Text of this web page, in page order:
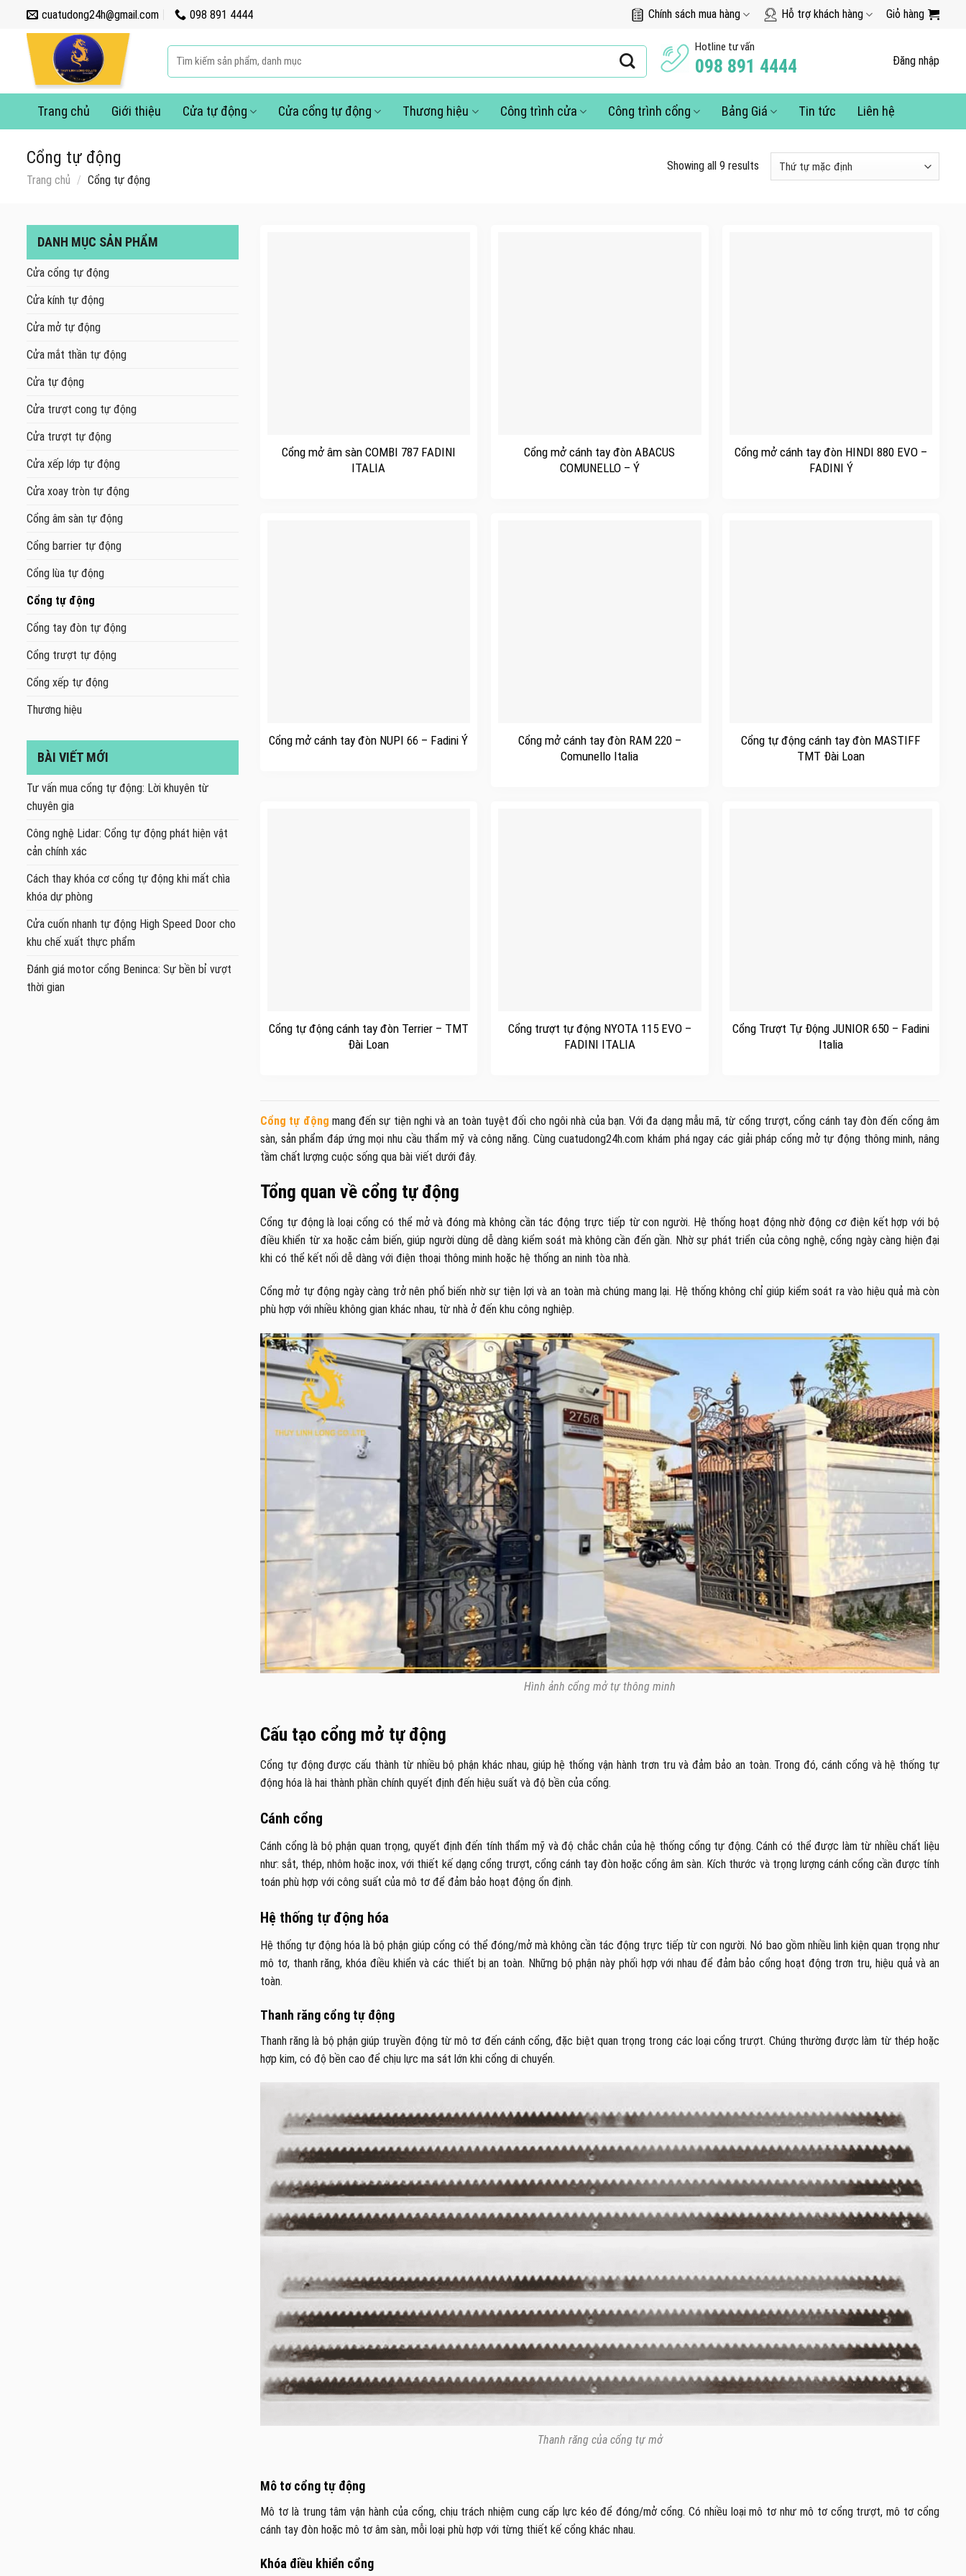
content
cuatudong24h@gmail.com 098 891 4444 Chính sách mua hàng Hỗ trợ khách hàng Giỏ hàng
kiếm:
Hotline tư vấn
098 891 4444 Đăng nhập
Trang chủ Giới thiệu Cửa tự động Cửa cổng tự động Thương hiệu Công trình cửa Công trình cổng Bảng Giá Tin tức Liên hệ
Cổng tự động
Trang chủ / Cổng tự động
Showing all 9 results
DANH MỤC SẢN PHẨM
Cửa cổng tự động
Cửa kính tự động
Cửa mở tự động
Cửa mắt thần tự động
Cửa tự động
Cửa trượt cong tự động
Cửa trượt tự động
Cửa xếp lớp tự động
Cửa xoay tròn tự động
Cổng âm sàn tự động
Cổng barrier tự động
Cổng lùa tự động
Cổng tự động
Cổng tay đòn tự động
Cổng trượt tự động
Cổng xếp tự động
Thương hiệu
BÀI VIẾT MỚI
Tư vấn mua cổng tự động: Lời khuyên từ
chuyên gia
Công nghệ Lidar: Cổng tự động phát hiện vật
cản chính xác
Cách thay khóa cơ cổng tự động khi mất chìa
khóa dự phòng
Cửa cuốn nhanh tự động High Speed Door cho
khu chế xuất thực phẩm
Đánh giá motor cổng Beninca: Sự bền bỉ vượt
thời gian
Cổng mở âm sàn COMBI 787 FADINI
ITALIA
Cổng mở cánh tay đòn ABACUS
COMUNELLO – Ý
Cổng mở cánh tay đòn HINDI 880 EVO –
FADINI Ý
Cổng mở cánh tay đòn NUPI 66 – Fadini Ý
Cổng mở cánh tay đòn RAM 220 –
Comunello Italia
Cổng tự động cánh tay đòn MASTIFF
TMT Đài Loan
Cổng tự động cánh tay đòn Terrier – TMT
Đài Loan
Cổng trượt tự động NYOTA 115 EVO –
FADINI ITALIA
Cổng Trượt Tự Động JUNIOR 650 – Fadini
Italia
Cổng tự động mang đến sự tiện nghi và an toàn tuyệt đối cho ngôi nhà của bạn. Với đa dạng mẫu mã, từ cổng trượt, cổng cánh tay đòn đến cổng âm
sàn, sản phẩm đáp ứng mọi nhu cầu thẩm mỹ và công năng. Cùng cuatudong24h.com khám phá ngay các giải pháp cổng mở tự động thông minh, nâng
tầm chất lượng cuộc sống qua bài viết dưới đây.
Tổng quan về cổng tự động
Cổng tự động là loại cổng có thể mở và đóng mà không cần tác động trực tiếp từ con người. Hệ thống hoạt động nhờ động cơ điện kết hợp với bộ
điều khiển từ xa hoặc cảm biến, giúp người dùng dễ dàng kiểm soát mà không cần đến gần. Nhờ sự phát triển của công nghệ, cổng ngày càng hiện đại
khi có thể kết nối dễ dàng với điện thoại thông minh hoặc hệ thống an ninh tòa nhà.
Cổng mở tự động ngày càng trở nên phổ biến nhờ sự tiện lợi và an toàn mà chúng mang lại. Hệ thống không chỉ giúp kiểm soát ra vào hiệu quả mà còn
phù hợp với nhiều không gian khác nhau, từ nhà ở đến khu công nghiệp.
Hình ảnh cổng mở tự thông minh
Cấu tạo cổng mở tự động
Cổng tự động được cấu thành từ nhiều bộ phận khác nhau, giúp hệ thống vận hành trơn tru và đảm bảo an toàn. Trong đó, cánh cổng và hệ thống tự
động hóa là hai thành phần chính quyết định đến hiệu suất và độ bền của cổng.
Cánh cổng
Cánh cổng là bộ phận quan trọng, quyết định đến tính thẩm mỹ và độ chắc chắn của hệ thống cổng tự động. Cánh có thể được làm từ nhiều chất liệu
như: sắt, thép, nhôm hoặc inox, với thiết kế dạng cổng trượt, cổng cánh tay đòn hoặc cổng âm sàn. Kích thước và trọng lượng cánh cổng cần được tính
toán phù hợp với công suất của mô tơ để đảm bảo hoạt động ổn định.
Hệ thống tự động hóa
Hệ thống tự động hóa là bộ phận giúp cổng có thể đóng/mở mà không cần tác động trực tiếp từ con người. Nó bao gồm nhiều linh kiện quan trọng như
mô tơ, thanh răng, khóa điều khiển và các thiết bị an toàn. Những bộ phận này phối hợp với nhau để đảm bảo cổng hoạt động trơn tru, hiệu quả và an
toàn.
Thanh răng cổng tự động
Thanh răng là bộ phận giúp truyền động từ mô tơ đến cánh cổng, đặc biệt quan trọng trong các loại cổng trượt. Chúng thường được làm từ thép hoặc
hợp kim, có độ bền cao để chịu lực ma sát lớn khi cổng di chuyển.
Thanh răng của cổng tự mở
Mô tơ cổng tự động
Mô tơ là trung tâm vận hành của cổng, chịu trách nhiệm cung cấp lực kéo để đóng/mở cổng. Có nhiều loại mô tơ như mô tơ cổng trượt, mô tơ cổng
cánh tay đòn hoặc mô tơ âm sàn, mỗi loại phù hợp với từng thiết kế cổng khác nhau.
Khóa điều khiển cổng